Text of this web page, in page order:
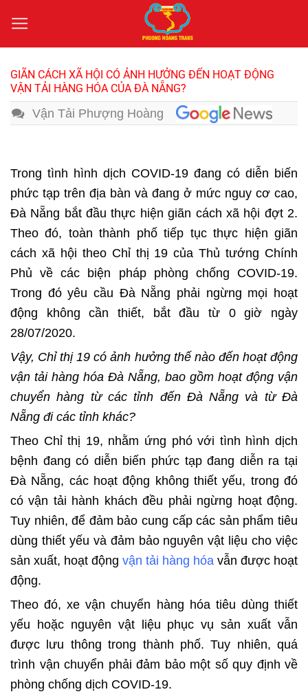
qua
nội
dung
GIÃN CÁCH XÃ HỘI CÓ ẢNH HƯỞNG ĐẾN HOẠT ĐỘNG
VẬN TẢI HÀNG HÓA CỦA ĐÀ NẴNG?
Vận Tải Phượng Hoàng
Trong tình hình dịch COVID-19 đang có diễn biến
phức tạp trên địa bàn và đang ở mức nguy cơ cao,
Đà Nẵng bắt đầu thực hiện giãn cách xã hội đợt 2.
Theo đó, toàn thành phố tiếp tục thực hiện giãn
cách xã hội theo Chỉ thị 19 của Thủ tướng Chính
Phủ về các biện pháp phòng chống COVID-19.
Trong đó yêu cầu Đà Nẵng phải ngừng mọi hoạt
động không cần thiết, bắt đầu từ 0 giờ ngày
28/07/2020.
Vậy, Chỉ thị 19 có ảnh hưởng thế nào đến hoạt động
vận tải hàng hóa Đà Nẵng, bao gồm hoạt động vận
chuyển hàng từ các tỉnh đến Đà Nẵng và từ Đà
Nẵng đi các tỉnh khác?
Theo Chỉ thị 19, nhằm ứng phó với tình hình dịch
bệnh đang có diễn biến phức tạp đang diễn ra tại
Đà Nẵng, các hoạt động không thiết yếu, trong đó
có vận tải hành khách đều phải ngừng hoạt động.
Tuy nhiên, để đảm bảo cung cấp các sản phẩm tiêu
dùng thiết yếu và đảm bảo nguyên vật liệu cho việc
sản xuất, hoạt động vận tải hàng hóa vẫn được hoạt
động.
Theo đó, xe vận chuyển hàng hóa tiêu dùng thiết
yếu hoặc nguyên vật liệu phục vụ sản xuất vẫn
được lưu thông trong thành phố. Tuy nhiên, quá
trình vận chuyển phải đảm bảo một số quy định về
phòng chống dịch COVID-19.